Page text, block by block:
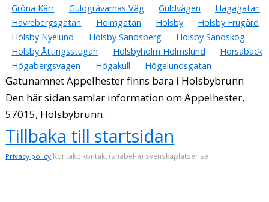
Gröna Kärr
Guldgrävarnas Väg Guldvägen
Hagagatan
Havrebergsgatan
Holmgatan Holsby
Holsby Frugård
Holsby Nyelund
Holsby Sandsberg
Holsby Sandskog
Holsby Åttingsstugan
Holsbyholm Holmslund
Horsabäck
Högabergsvägen
Högakull Högelundsgatan
Gatunamnet Appelhester finns bara i Holsbybrunn
Den här sidan samlar information om Appelhester,
57015, Holsbybrunn.
Tillbaka till startsidan
Privacy policy Kontakt: kontakt (snabel-a) svenskaplatser.se